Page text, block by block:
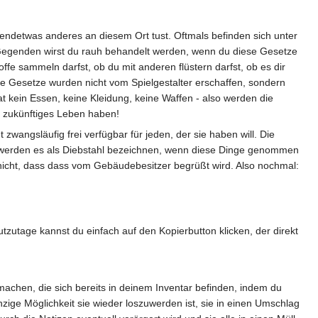
anderes an diesem Ort tust. Oftmals befinden sich unter
wirst du rauh behandelt werden, wenn du diese Gesetze
sammeln darfst, ob du mit anderen flüstern darfst, ob es dir
Gesetze wurden nicht vom Spielgestalter erschaffen, sondern
Essen, keine Kleidung, keine Waffen - also werden die
Leben haben!
frei verfügbar für jeden, der sie haben will. Die
es als Diebstahl bezeichnen, wenn diese Dinge genommen
dass dass vom Gebäudebesitzer begrüßt wird. Also nochmal:
kannst du einfach auf den Kopierbutton klicken, der direkt
die sich bereits in deinem Inventar befinden, indem du
Möglichkeit sie wieder loszuwerden ist, sie in einen Umschlag